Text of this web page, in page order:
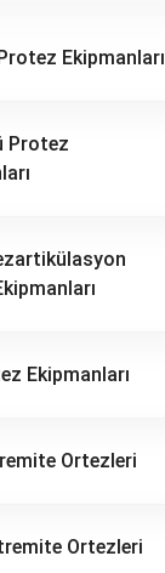
Ekipmanları
Protez
Ekipmanları
Ortezleri
Ortezleri